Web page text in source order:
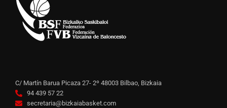
C/ Martín Barua Picaza 27- 2º 48003 Bilbao, Bizkaia
94 439 57 22
secretaria@bizkaiabasket.com